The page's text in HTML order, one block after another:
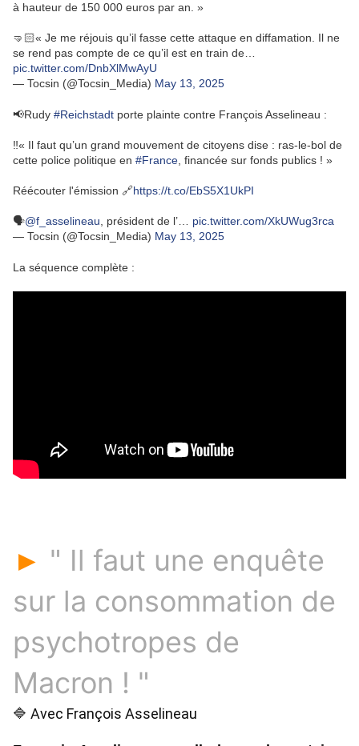
à hauteur de 150 000 euros par an. »
🤜🏻« Je me réjouis qu’il fasse cette attaque en diffamation. Il ne
se rend pas compte de ce qu’il est en train de…
pic.twitter.com/DnbXlMwAyU
— Tocsin (@Tocsin_Media) May 13, 2025
📢Rudy #Reichstadt porte plainte contre François Asselineau :
‼️« Il faut qu’un grand mouvement de citoyens dise : ras-le-bol de
cette police politique en #France , financée sur fonds publics ! »
Réécouter l'émission 🔗https://t.co/EbS5X1UkPI
🗣️@f_asselineau , président de l’… pic.twitter.com/XkUWug3rca
— Tocsin (@Tocsin_Media) May 13, 2025
La séquence complète :
► " Il faut une enquête
sur la consommation de
psychotropes de
Macron ! "
🔷 Avec François Asselineau